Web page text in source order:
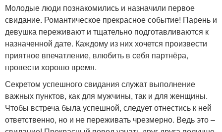
Молодые люди познакомились и назначили первое
свидание. Романтическое прекрасное событие! Парень и
девушка переживают и тщательно подготавливаются к
назначенной дате. Каждому из них хочется произвести
приятное впечатление, влюбить в себя партнёра,
провести хорошо время.
Секретом успешного свидания служат выполнение
важных пунктов, как для мужчины, так и для женщины.
Чтобы встреча была успешной, следует отнестись к ней
ответственно, но и не переживать чрезмерно. Ведь это –